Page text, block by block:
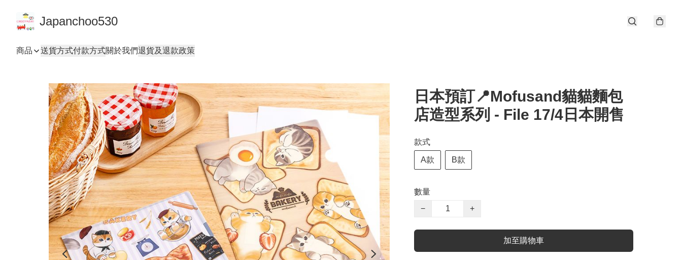
Japanchoo530
商品 送貨方式付款方式關於我們退貨及退款政策
日本預訂📍Mofusand貓貓麵包
店造型系列 - File 17/4日本開售
款式
A款 B款
數量
−
+
加至購物車